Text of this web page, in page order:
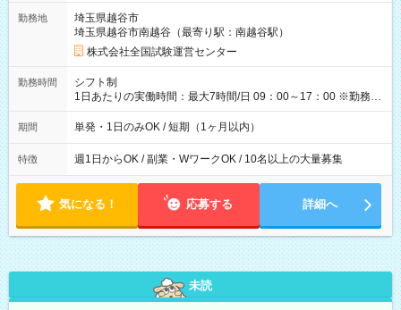
例】 ・河合塾模擬試験 8:30～17:30（休憩1時間） 時給1,300円
×8時間＝日収10,400円＋交通費 ※当日の役割により時給＋100
円の場合あり ・国家試験 7:00～13:30（休憩なし） 時給1,300
円（役割手当＋100円）×6時間＝日収8,400円＋交通費 【試用期
間】試用期間なし
勤務地
埼玉県越谷市
埼玉県越谷市南越谷（最寄り駅：南越谷駅）
株式会社全国試験運営センター
勤務時間
シフト制
1日あたりの実働時間：最大7時間/日 09：00～17：00 ※勤務時
間は 試験により異なります。
期間 単発・1日のみOK / 短期（1ヶ月以内）
特徴 週1日からOK / 副業・WワークOK / 10名以上の大量募集
気になる！ 応募する 詳細へ
未読